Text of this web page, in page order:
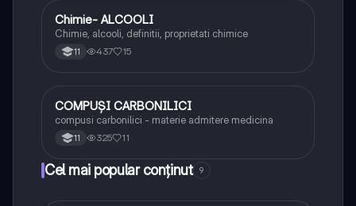
Chimie
Chimie- ALCOOLI
Chimie, alcooli, definitii, proprietati chimice
11 437 15
Chimie
COMPUȘI CARBONILICI
compusi carbonilici - materie admitere medicina
11 325 11
Cel mai popular conținut 9